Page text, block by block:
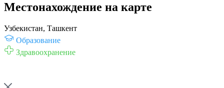
Местонахождение на карте
Узбекистан, Ташкент
Образование
Здравоохранение